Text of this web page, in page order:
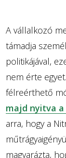
A vállalkozó
támadja
politikájával,
nem érte
félreérthető
majd nyitva
arra, hogy a
magyarázta,